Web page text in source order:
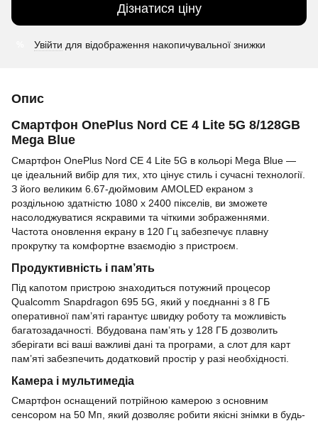
Дізнатися ціну
Увійти для відображення накопичувальної знижки
Опис
Смартфон OnePlus Nord CE 4 Lite 5G 8/128GB
Mega Blue
Смартфон OnePlus Nord CE 4 Lite 5G в кольорі Mega Blue —
це ідеальний вибір для тих, хто цінує стиль і сучасні технології.
З його великим 6.67-дюймовим AMOLED екраном з
роздільною здатністю 1080 x 2400 пікселів, ви зможете
насолоджуватися яскравими та чіткими зображеннями.
Частота оновлення екрану в 120 Гц забезпечує плавну
прокрутку та комфортне взаємодію з пристроєм.
Продуктивність і пам’ять
Під капотом пристрою знаходиться потужний процесор
Qualcomm Snapdragon 695 5G, який у поєднанні з 8 ГБ
оперативної пам’яті гарантує швидку роботу та можливість
багатозадачності. Вбудована пам’ять у 128 ГБ дозволить
зберігати всі ваші важливі дані та програми, а слот для карт
пам’яті забезпечить додатковий простір у разі необхідності.
Камера і мультимедіа
Смартфон оснащений потрійною камерою з основним
сенсором на 50 Мп, який дозволяє робити якісні знімки в будь-